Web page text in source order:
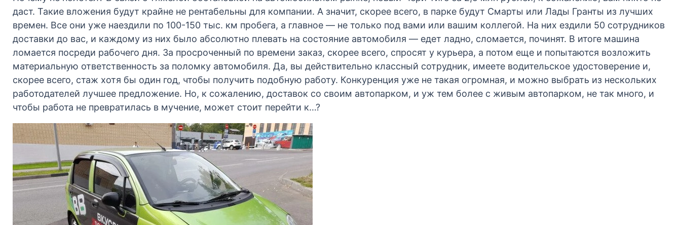
даст. Такие вложения будут крайне не рентабельны для компании. А значит, скорее всего, в парке будут Смарты или Лады Гранты из лучших
времен. Все они уже наездили по 100-150 тыс. км пробега, а главное — не только под вами или вашим коллегой. На них ездили 50 сотрудников
доставки до вас, и каждому из них было абсолютно плевать на состояние автомобиля — едет ладно, сломается, починят. В итоге машина
ломается посреди рабочего дня. За просроченный по времени заказ, скорее всего, спросят у курьера, а потом еще и попытаются возложить
материальную ответственность за поломку автомобиля. Да, вы действительно классный сотрудник, имеете водительское удостоверение и,
скорее всего, стаж хотя бы один год, чтобы получить подобную работу. Конкуренция уже не такая огромная, и можно выбрать из нескольких
работодателей лучшее предложение. Но, к сожалению, доставок со своим автопарком, и уж тем более с живым автопарком, не так много, и
чтобы работа не превратилась в мучение, может стоит перейти к…?